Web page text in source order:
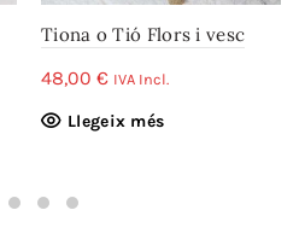
Tiona o Tió Flors i vesc
48,00 € IVA Incl.
Llegeix més